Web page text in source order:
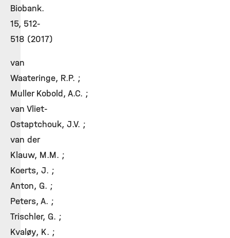
Biobank.
15, 512-
518 (2017)
van
Waateringe, R.P. ;
Muller Kobold, A.C. ;
van Vliet-
Ostaptchouk, J.V. ;
van der
Klauw, M.M. ;
Koerts, J. ;
Anton, G. ;
Peters, A. ;
Trischler, G. ;
Kvaløy, K. ;